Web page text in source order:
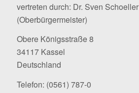
vertreten durch: Dr. Sven Schoeller
(Oberbürgermeister)
Obere Königsstraße 8
34117 Kassel
Deutschland
Telefon: (0561) 787-0